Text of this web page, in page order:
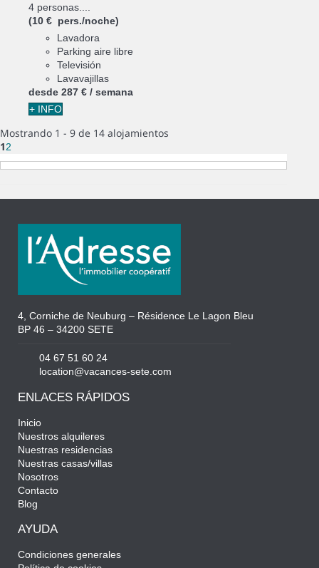
4 personas....
(10 € pers./noche)
Lavadora
Parking aire libre
Televisión
Lavavajillas
desde 287 € / semana
+ INFO
Mostrando 1 - 9 de 14 alojamientos
12
4, Corniche de Neuburg – Résidence Le Lagon Bleu
BP 46 – 34200 SETE
04 67 51 60 24
location@vacances-sete.com
ENLACES RÁPIDOS
Inicio
Nuestros alquileres
Nuestras residencias
Nuestras casas/villas
Nosotros
Contacto
Blog
AYUDA
Condiciones generales